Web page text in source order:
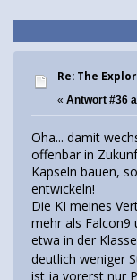
Re: The
« Antwort #36
Oha... damit
offenbar in
Kapseln bauen,
entwickeln!
Die KI meines
mehr als Falcon9
etwa in der
deutlich weniger
ist ja vorerst nur